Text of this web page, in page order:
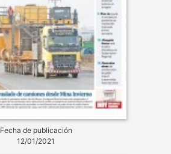
Fecha de publicación
12/01/2021